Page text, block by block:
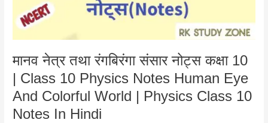
मानव नेत्र तथा रंगबिरंगा संसार नोट्स कक्षा 10
| Class 10 Physics Notes Human Eye
And Colorful World | Physics Class 10
Notes In Hindi
Class
10
Notes
Human
Eye
And
Colorful